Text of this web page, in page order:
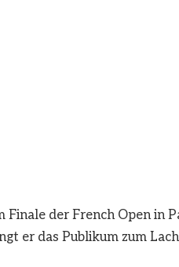
der French Open in
er das Publikum zum